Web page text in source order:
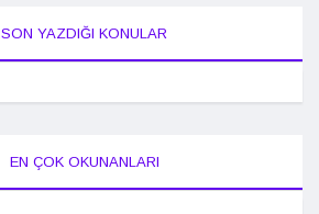
SON YAZDIĞI KONULAR
EN ÇOK OKUNANLARI